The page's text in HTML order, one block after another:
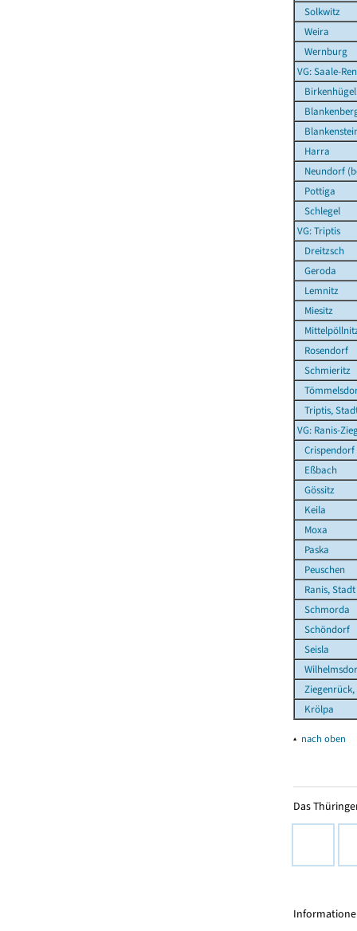
Solkwitz
Weira
Wernburg
VG: Saale-
Birkenhügel
Harra
Neundorf
Pottiga
Schlegel
VG: Triptis
Dreitzsch
Geroda
Lemnitz
Miesitz
Rosendorf
Schmieritz
Triptis,
VG: Ranis-
Crispendorf
Eßbach
Gössitz
Keila
Moxa
Paska
Peuschen
Ranis, Stadt
Schmorda
Schöndorf
Seisla
Krölpa
▴ nach oben
Das